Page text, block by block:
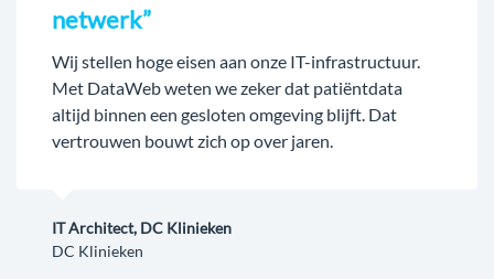
netwerk”
Wij stellen hoge eisen aan onze IT-infrastructuur.
Met DataWeb weten we zeker dat patiëntdata
altijd binnen een gesloten omgeving blijft. Dat
vertrouwen bouwt zich op over jaren.
IT Architect, DC Klinieken
DC Klinieken